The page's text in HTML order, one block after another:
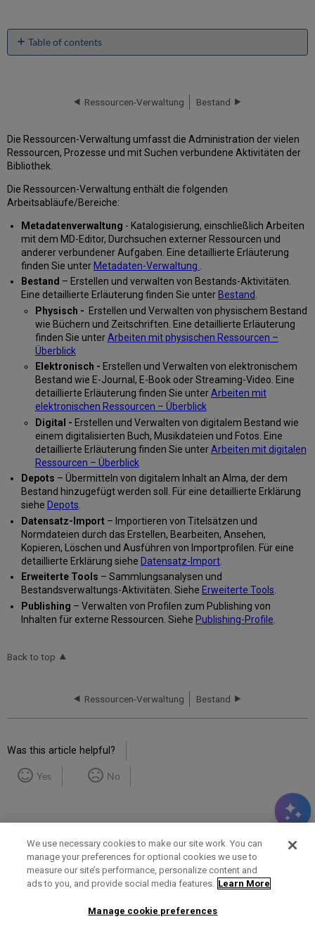
Table of contents
No
Ressourcen-Verwaltung Bestand
Die Ressourcen-Verwaltung umfasst die Administration der vielen
Ressourcen, Prozesse und mit Suchen verbundene Aktivitäten der
Bibliothek.
Die Ressourcen-Verwaltung enthält die folgenden
Arbeitsabläufe/Bereiche:
Metadatenverwaltung - Katalogisierung, einschließlich Arbeiten
mit dem MD-Editor, Durchsuchen externer Ressourcen und
anderer verbundener Aufgaben. Eine detaillierte Erläuterung
finden Sie unter Metadaten-Verwaltung
Bestand – Erstellen und verwalten von Bestands-Aktivitäten.
Eine detaillierte Erläuterung finden Sie unter Bestand.
Physisch - Erstellen und Verwalten von physischem Bestand
wie Büchern und Zeitschriften. Eine detaillierte Erläuterung
finden Sie unterArbeiten mit physischen Ressourcen –
Überblick
Elektronisch - Erstellen und Verwalten von elektronischem
Bestand wie E-Journal, E-Book oder Streaming-Video. Eine
detaillierte Erläuterung finden Sie unterArbeiten mit
elektronischen Ressourcen – Überblick
Digital - Erstellen und Verwalten von digitalem Bestand wie
einem digitalisierten Buch, Musikdateien und Fotos. Eine
detaillierte Erläuterung finden Sie unterArbeiten mit digitalen
Ressourcen – Überblick
Depots – Übermitteln von digitalem Inhalt an Alma, der dem
Bestand hinzugefügt werden soll. Für eine detaillierte Erklärung
siehe Depots.
Datensatz-Import– Importieren von Titelsätzen und
Normdateien durch das Erstellen, Bearbeiten, Ansehen,
Kopieren, Löschen und Ausführen von Importprofilen. Für eine
detaillierte Erklärung siehe Datensatz-Import.
Erweiterte Tools – Sammlungsanalysen und
Bestandsverwaltungs-Aktivitäten. Siehe Erweiterte Tools.
Publishing – Verwalten von Profilen zum Publishing von
Inhalten für externe Ressourcen. Siehe Publishing-Profile
Back to top
Ressourcen-Verwaltung Bestand
Was this article helpful?
Yes No
Term of Use Privacy Policy Contact Us
We use necessary cookies to make our site work. You can
manage your preferences for optional cookies we use to
measure our site’s performance, personalize content and
ads to you, and provide social media features. Learn More
Manage cookie preferences